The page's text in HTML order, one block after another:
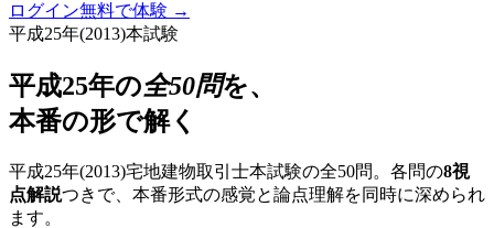
ログイン無料で体験 →
平成25年(2013)本試験
平成25年の全50問を、
本番の形で解く
平成25年(2013)宅地建物取引士本試験の全50問。各問の8視
点解説つきで、本番形式の感覚と論点理解を同時に深められ
ます。